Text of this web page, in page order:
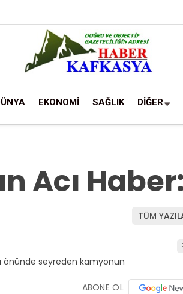
EKONOMİ SAĞLIK DİĞER
Acı
TÜM
ABONE OL